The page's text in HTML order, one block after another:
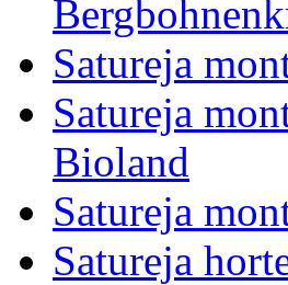
Satureja
Satureja
Bioland
Satureja
Satureja